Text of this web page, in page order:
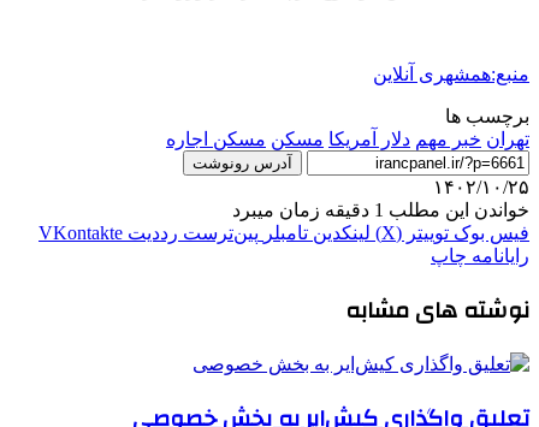
منبع:همشهری آنلاین
برچسب ها
تهران خبر مهم دلار آمريكا مسکن مسکن اجاره
آدرس رونوشت
۱۴۰۲/۱۰/۲۵
خواندن این مطلب 1 دقیقه زمان میبرد
فیس بوک توییتر (X) لینکدین ‫تامبلر ‫پین‌ترست ‫رددیت ‫VKontakte
رایانامه چاپ
نوشته های مشابه
تعلیق واگذاری کیش‌ایر به بخش خصوصی